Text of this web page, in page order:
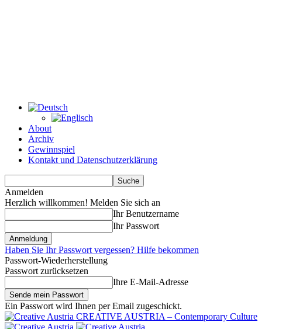
About
Archiv
Gewinnspiel
Kontakt und Datenschutzerklärung
Anmelden
Herzlich willkommen! Melden Sie sich an
Ihr Benutzername
Ihr Passwort
Haben Sie Ihr Passwort vergessen? Hilfe bekommen
Passwort-Wiederherstellung
Passwort zurücksetzen
Ihre E-Mail-Adresse
Ein Passwort wird Ihnen per Email zugeschickt.
CREATIVE AUSTRIA – Contemporary Culture